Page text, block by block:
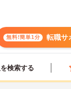
無料!簡単1分 転職サ
検索する